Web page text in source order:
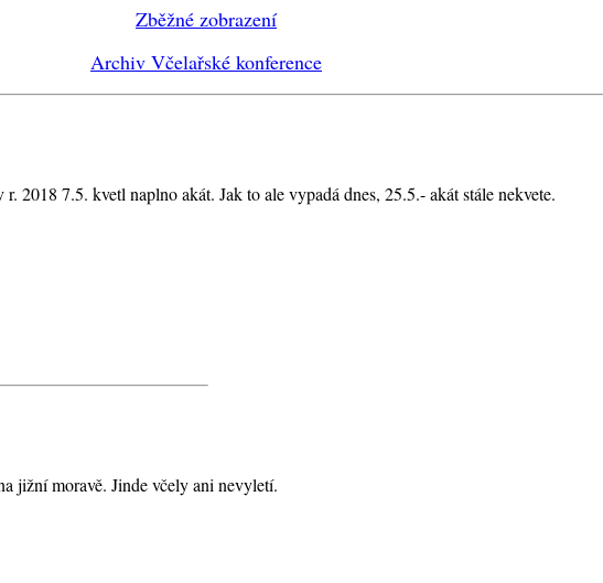
Zběžné zobrazení
Archiv Včelařské konference
2018 7.5. kvetl naplno akát. Jak to ale vypadá dnes, 25.5.- akát stále nekvete.
jižní moravě. Jinde včely ani nevyletí.